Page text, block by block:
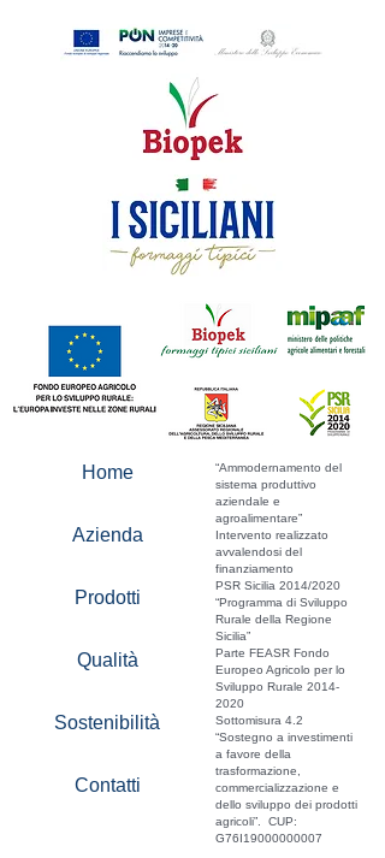
Home
Azienda
Prodotti
Qualità
Sostenibilità
Contatti
“Ammodernamento del
sistema produttivo
aziendale e
agroalimentare”
Intervento realizzato
avvalendosi del
finanziamento
PSR Sicilia 2014/2020
“Programma di Sviluppo
Rurale della Regione
Sicilia”
Parte FEASR Fondo
Europeo Agricolo per lo
Sviluppo Rurale 2014-
2020
Sottomisura 4.2
“Sostegno a investimenti
a favore della
trasformazione,
commercializzazione e
dello sviluppo dei prodotti
agricoli”. CUP:
G76I19000000007